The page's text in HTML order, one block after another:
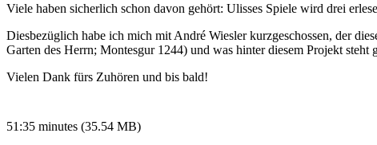
Viele haben sicherlich schon davon gehört: Ulisses Spiele wird drei
Diesbezüglich habe ich mich mit André Wiesler kurzgeschossen, der
Garten des Herrn; Montesgur 1244) und was hinter diesem Projekt
Vielen Dank fürs Zuhören und bis bald!
51:35 minutes (35.54 MB)